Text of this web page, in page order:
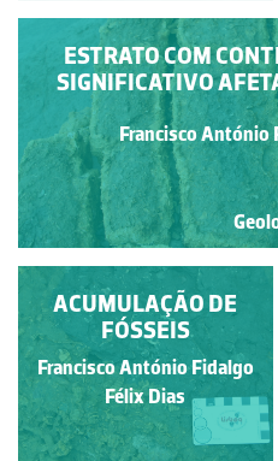
ESTRATO COM
SIGNIFICATIVO
Francisco António
FÓSSIL DE UM
BIVALVE
Francisco António Fidalgo
Félix Dias
ACUMULAÇÃO DE
FÓSSEIS
Francisco António Fidalgo
Félix Dias